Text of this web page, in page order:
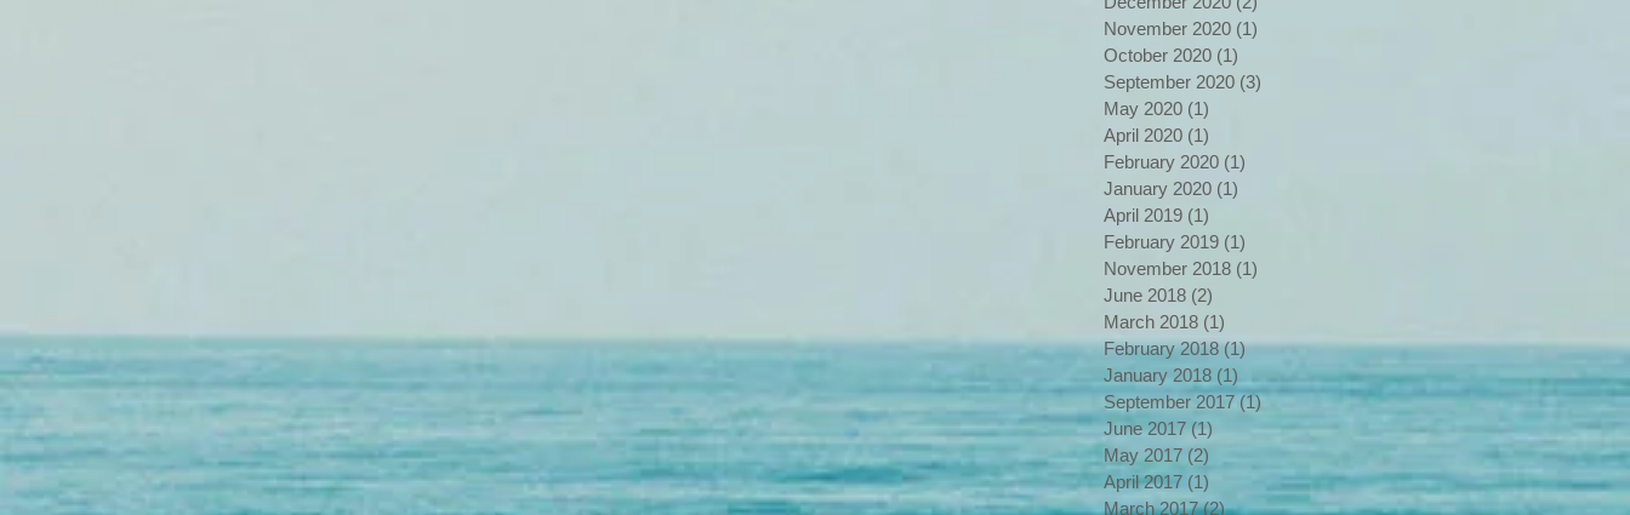
November 2020 (1)
October 2020 (1)
September 2020 (3)
May 2020 (1)
April 2020 (1)
February 2020 (1)
January 2020 (1)
April 2019 (1)
February 2019 (1)
November 2018 (1)
June 2018 (2)
March 2018 (1)
February 2018 (1)1 post
January 2018 (1) 1 post
September 2017 (1)1 post
June 2017 (1)
May 2017 (2)
April 2017 (1)
March 2017 (2)2 posts